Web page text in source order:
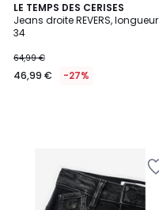
LE TEMPS DES CERISES
Jeans droite REVERS, longueur
34
64,99 €
46,99 € -27%